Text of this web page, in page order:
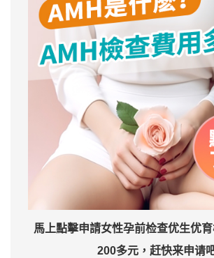
馬上點擊申請女性孕前检查优生优
200多元，赶快来申请